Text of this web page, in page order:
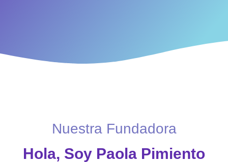
Nuestra Fundadora
Hola, Soy Paola Pimiento